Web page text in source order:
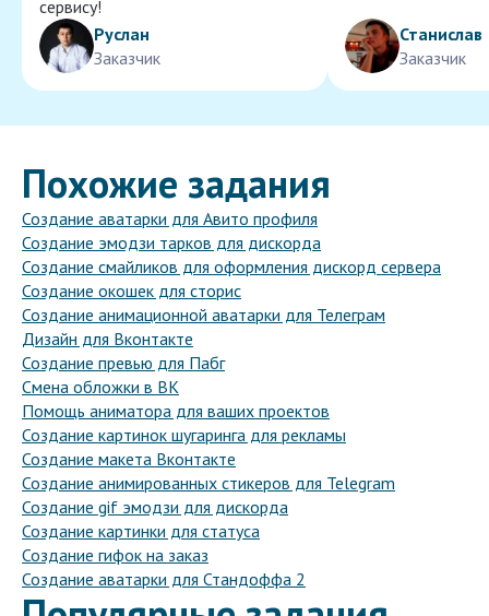
сервису!
Руслан
Заказчик
Станислав
Заказчик
Похожие задания
Создание аватарки для Авито профиля
Создание эмодзи тарков для дискорда
Создание смайликов для оформления дискорд сервера
Создание окошек для сторис
Создание анимационной аватарки для Телеграм
Дизайн для Вконтакте
Создание превью для Пабг
Смена обложки в ВК
Помощь аниматора для ваших проектов
Создание картинок шугаринга для рекламы
Создание макета Вконтакте
Создание анимированных стикеров для Telegram
Создание gif эмодзи для дискорда
Создание картинки для статуса
Создание гифок на заказ
Создание аватарки для Стандоффа 2